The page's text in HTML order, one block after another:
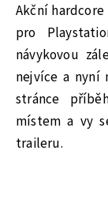
Akční hardcore
pro
návykovou
nejvíce a nyní
stránce
místem a vy
traileru.